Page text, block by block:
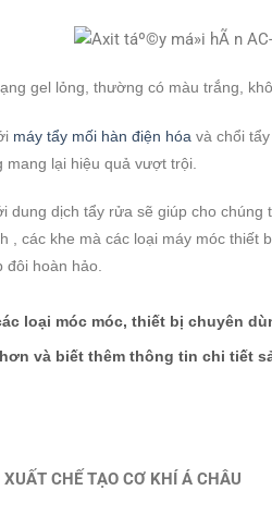
gel lỏng, thường có màu trắng,
máy tẩy mối hàn điện hóa và chổi
lại hiệu quả vượt trội.
dung dịch tẩy rửa sẽ giúp cho
, các khe mà các loại máy móc thiết
hoàn hảo.
loại móc móc, thiết bị chuyên
và biết thêm thông tin chi tiết
CHẾ TẠO CƠ KHÍ Á CHÂU